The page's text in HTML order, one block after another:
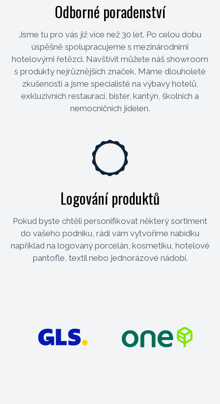
Odborné poradenství
Jsme tu pro vás již více než 30 let. Po celou dobu
úspěšně spolupracujeme s mezinárodními
hotelovými řetězci. Navštívit můžete náš showroom
s produkty nejrůznějších značek. Máme dlouholeté
zkušenosti a jsme specialisté na výbavy hotelů,
exkluzivních restaurací, bister, kantýn, školních a
nemocničních jídelen.
Logování produktů
Pokud byste chtěli personifikovat některý sortiment
do vašeho podniku, rádi vám vytvoříme nabídku
například na logovaný porcelán, kosmetiku, hotelové
pantofle, textil nebo jednorázové nádobí.